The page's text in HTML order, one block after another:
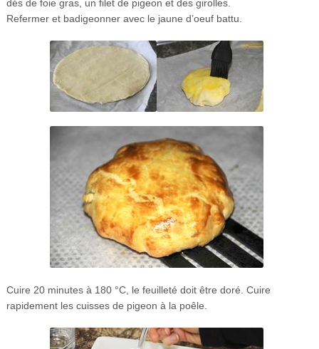
dés de foie gras, un filet de pigeon et des girolles.
Refermer et badigeonner avec le jaune d’oeuf battu.
Cuire 20 minutes à 180 °C, le feuilleté doit être doré. Cuire
rapidement les cuisses de pigeon à la poêle.